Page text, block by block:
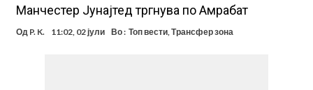
Манчестер Јунајтед тргнува по Амрабат
Од P. K. 11:02, 02 јули Во : Топ вести,Трансфер зона